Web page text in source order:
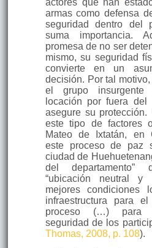
armas como defensa
seguridad dentro del
suma importancia.
promesa de no ser
mismo, su seguridad
convierte en un
decisión. Por tal
el grupo insurgente
locación por fuera
asegure su
este tipo de factores
Mateo de Ixtatán, en
este proceso de paz
ciudad de
del
“ubicación neutral
mejores condiciones
infraestructura para
proceso (…) para
seguridad de los
Thomas, 2008, p. 108).